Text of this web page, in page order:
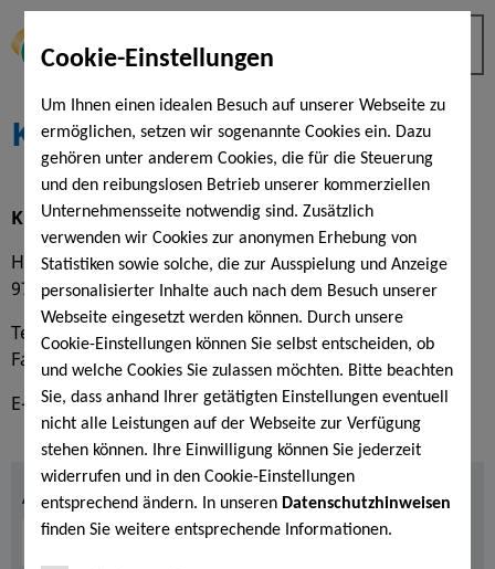
Cookie-Einstellungen
Um Ihnen einen idealen Besuch auf unserer Webseite zu
ermöglichen, setzen wir sogenannte Cookies ein. Dazu
gehören unter anderem Cookies, die für die Steuerung
und den reibungslosen Betrieb unserer kommerziellen
Unternehmensseite notwendig sind. Zusätzlich
verwenden wir Cookies zur anonymen Erhebung von
Statistiken sowie solche, die zur Ausspielung und Anzeige
personalisierter Inhalte auch nach dem Besuch unserer
Webseite eingesetzt werden können. Durch unsere
Cookie-Einstellungen können Sie selbst entscheiden, ob
und welche Cookies Sie zulassen möchten. Bitte beachten
Sie, dass anhand Ihrer getätigten Einstellungen eventuell
nicht alle Leistungen auf der Webseite zur Verfügung
stehen können. Ihre Einwilligung können Sie jederzeit
widerrufen und in den Cookie-Einstellungen
entsprechend ändern. In unseren Datenschutzhinweisen
finden Sie weitere entsprechende Informationen.
Kontakt
KissSalis Therme
Heiligenfelder Allee 16
97688 Bad Kissingen
Tel. (0971) 12 18 00 - 0
Fax (0971) 12 18 00 - 99
E-Mail:info@kisssalis.de
Anrede*